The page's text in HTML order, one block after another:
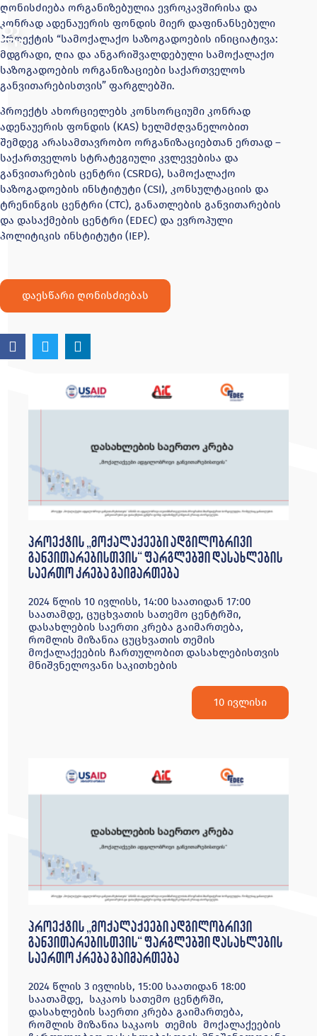
ღონისძიება ორგანიზებულია ევროკავშირისა და
კონრად ადენაუერის ფონდის მიერ დაფინანსებული
პროექტის “სამოქალაქო საზოგადოების ინიციატივა:
მდგრადი, ღია და ანგარიშვალდებული სამოქალაქო
საზოგადოების ორგანიზაციები საქართველოს
განვითარებისთვის” ფარგლებში.
პროექტს ახორციელებს კონსორციუმი კონრად
ადენაუერის ფონდის (KAS) ხელმძღვანელობით
შემდეგ არასამთავრობო ორგანიზაციებთან ერთად –
საქართველოს სტრატეგიული კვლევებისა და
განვითარების ცენტრი (CSRDG), სამოქალაქო
საზოგადოების ინსტიტუტი (CSI), კონსულტაციის და
ტრენინგის ცენტრი (CTC), განათლების განვითარების
და დასაქმების ცენტრი (EDEC) და ევროპული
პოლიტიკის ინსტიტუტი (IEP).
დაესწარი ღონისძიებას
პროექტის „მოქალაქეები ადგილობრივი
განვითარებისთვის“ ფარგლებში დასახლების
საერთო კრება გაიმართება
2024 წლის 10 ივლისს, 14:00 საათიდან 17:00
საათამდე, ცუცხვათის სათემო ცენტრში,
დასახლების საერთი კრება გაიმართება,
რომლის მიზანია ცუცხვათის თემის
მოქალაქეების ჩართულობით დასახლებისთვის
მნიშვნელოვანი საკითხების
10 ივლისი
პროექტის „მოქალაქეები ადგილობრივი
განვითარებისთვის“ ფარგლებში დასახლების
საერთო კრება გაიმართება
2024 წლის 3 ივლისს, 15:00 საათიდან 18:00
საათამდე, საკაოს სათემო ცენტრში,
დასახლების საერთი კრება გაიმართება,
რომლის მიზანია საკაოს თემის მოქალაქეების